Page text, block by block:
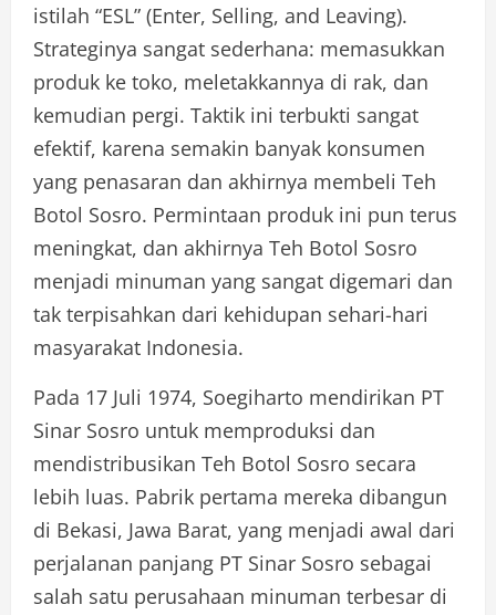
istilah “ESL” (Enter, Selling, and Leaving).
Strateginya sangat sederhana: memasukkan
produk ke toko, meletakkannya di rak, dan
kemudian pergi. Taktik ini terbukti sangat
efektif, karena semakin banyak konsumen
yang penasaran dan akhirnya membeli Teh
Botol Sosro. Permintaan produk ini pun terus
meningkat, dan akhirnya Teh Botol Sosro
menjadi minuman yang sangat digemari dan
tak terpisahkan dari kehidupan sehari-hari
masyarakat Indonesia.
Pada 17 Juli 1974, Soegiharto mendirikan PT
Sinar Sosro untuk memproduksi dan
mendistribusikan Teh Botol Sosro secara
lebih luas. Pabrik pertama mereka dibangun
di Bekasi, Jawa Barat, yang menjadi awal dari
perjalanan panjang PT Sinar Sosro sebagai
salah satu perusahaan minuman terbesar di